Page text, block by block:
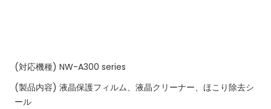
(対応機種) NW-A300 series
(製品内容) 液晶保護フィルム、液晶クリーナー、ほこり除去シ
ール